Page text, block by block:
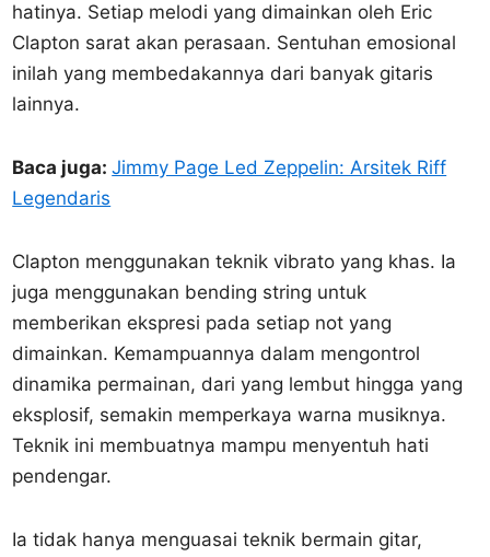
hatinya. Setiap melodi yang dimainkan oleh Eric
Clapton sarat akan perasaan. Sentuhan emosional
inilah yang membedakannya dari banyak gitaris
lainnya.
Baca juga:Jimmy Page Led Zeppelin: Arsitek Riff
Legendaris
Clapton menggunakan teknik vibrato yang khas. Ia
juga menggunakan bending string untuk
memberikan ekspresi pada setiap not yang
dimainkan. Kemampuannya dalam mengontrol
dinamika permainan, dari yang lembut hingga yang
eksplosif, semakin memperkaya warna musiknya.
Teknik ini membuatnya mampu menyentuh hati
pendengar.
Ia tidak hanya menguasai teknik bermain gitar,